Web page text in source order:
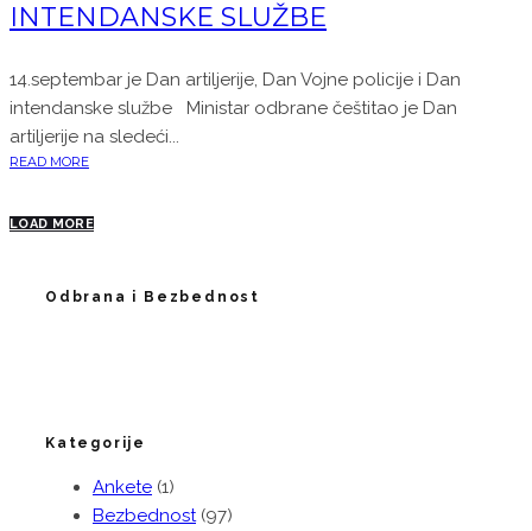
INTENDANSKE SLUŽBE
14.septembar je Dan artiljerije, Dan Vojne policije i Dan
intendanske službe Ministar odbrane češtitao je Dan
artiljerije na sledeći...
READ MORE
LOAD MORE
Odbrana i Bezbednost
Kategorije
Ankete (1)
Bezbednost(97)